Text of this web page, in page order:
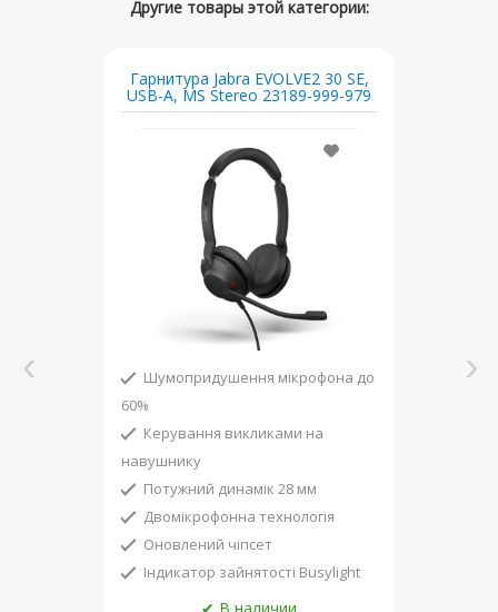
Гарнитура Jabra EVOLVE2 30 SE,
USB-A, MS Stereo 23189-999-979
Шумопридушення мікрофона до
60%
Керування викликами на
навушнику
Потужний динамік 28 мм
Двомікрофонна технологія
Оновлений чіпсет
Індикатор зайнятості Busylight
Підключення USB-A, Plug-and-